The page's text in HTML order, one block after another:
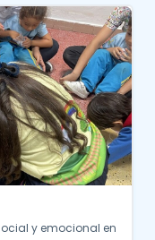
y emocional en